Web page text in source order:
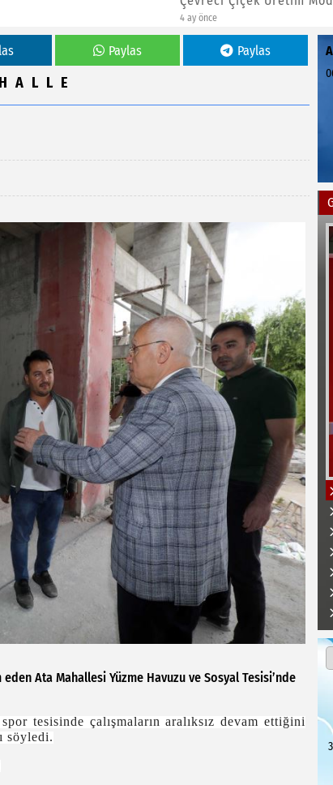
4 ay önce
Paylas Paylas
Ata Mahallesi Yüzme Havuzu ve Sosyal Tesisi’nde
tesisinde çalışmaların aralıksız devam ettiğini
söyledi.